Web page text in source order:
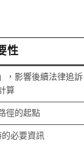
性
，影響後續法律追訴
算
徑的起點
必要資訊